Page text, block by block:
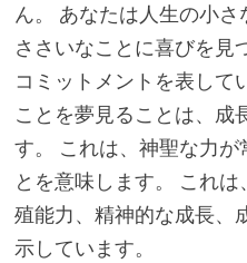
ん。 あなたは人生の小
ささいなことに喜びを見
コミットメントを表して
ことを夢見ることは、成
す。 これは、神聖な力
とを意味します。 これ
殖能力、精神的な成長、
示しています。